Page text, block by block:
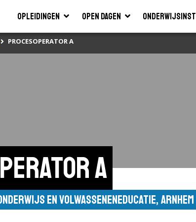
Opleidingen Open dagen
PROCESOPERATOR A
A
en volwasseneneducatie, Arnhem